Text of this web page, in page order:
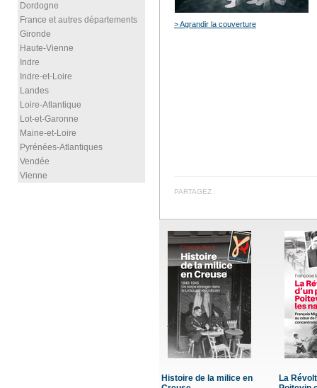
Dordogne
France et autres départements
Gironde
Haute-Vienne
Indre
Indre-et-Loire
Landes
Loire-Atlantique
Lot-et-Garonne
Maine-et-Loire
Pyrénées-Atlantiques
Vendée
Vienne
> Agrandir la couverture
PARTAGEZ :
Mémoires d'un Cognaçais
Mémoires d'un officier